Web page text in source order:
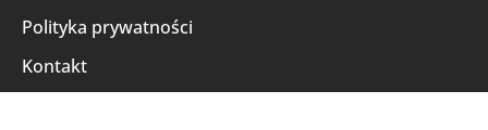
Polityka prywatności
Kontakt